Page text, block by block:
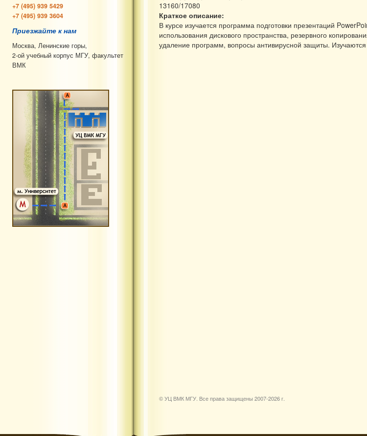
+7 (495) 939 5429
+7 (495) 939 3604
Приезжайте к нам
Москва, Ленинские горы,
2-ой учебный корпус МГУ, факультет
ВМК
13160/17080
Краткое описание:
В курсе изучается программа подготовки презентаций
использования дискового пространства, резервного
удаление программ, вопросы антивирусной защиты.
© УЦ ВМК МГУ. Все права защищены 2007-2026 г.